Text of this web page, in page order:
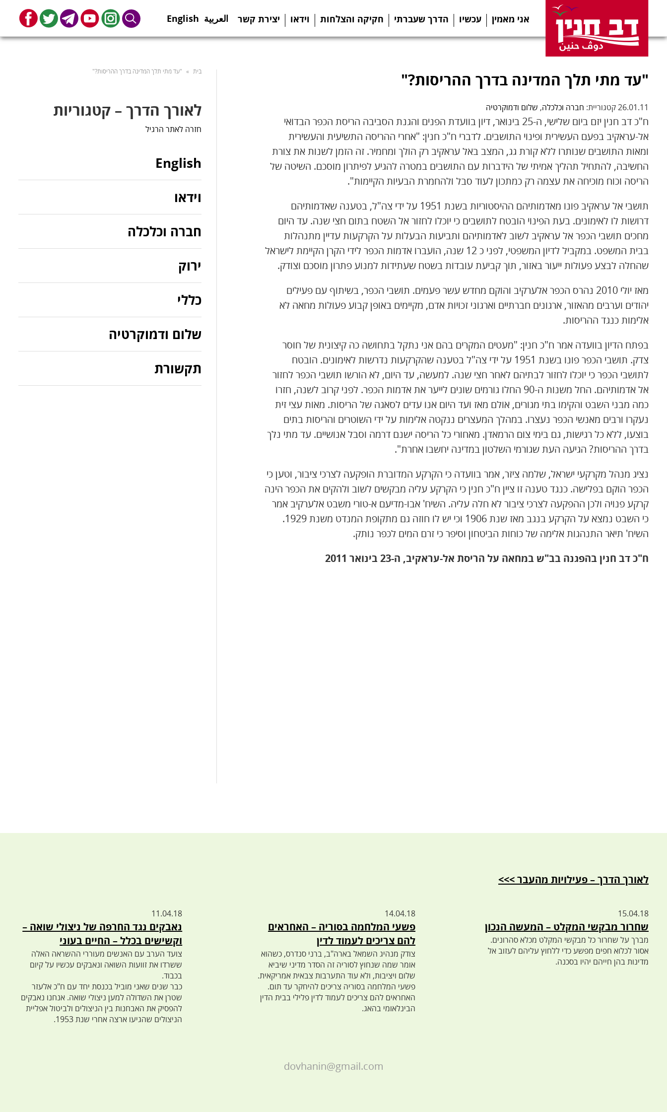
אני מאמין עכשיו הדרך שעברתי חקיקה והצלחות וידאו יצירת קשר العربية English
Search
Instagram
Youtube
Telegram
Twitter
"עד מתי תלך המדינה בדרך ההריסות?"
26.01.11 קטגוריית: חברה וכלכלה, שלום ודמוקרטיה
ח"כ דב חנין יזם ביום שלישי, ה-25 בינואר, דיון בוועדת הפנים והגנת הסביבה הריסת הכפר הבדואי
אל-עראקיב בפעם העשירית ופינוי התושבים. לדברי ח"כ חנין: "אחרי ההריסה התשיעית והעשירית
ומאות התושבים שנותרו ללא קורת גג, המצב באל עראקיב רק הולך ומחמיר. זה הזמן לשנות את צורת
החשיבה, להתחיל תהליך אמיתי של הידברות עם התושבים במטרה להגיע לפיתרון מוסכם. השיטה של
הריסה וכוח מוכיחה את עצמה רק כמתכון לעוד סבל ולהחמרת הבעיות הקיימות".
תושבי אל עראקיב פונו מאדמותיהם ההיסטוריות בשנת 1951 על ידי צה"ל, בטענה שאדמותיהם
דרושות לו לאימונים. בעת הפינוי הובטח לתושבים כי יוכלו לחזור אל השטח בתום חצי שנה. עד היום
מחכים תושבי הכפר אל עראקיב לשוב לאדמותיהם ותביעות הבעלות על הקרקעות עדיין מתנהלות
בבית המשפט. במקביל לדיון המשפטי, לפני כ 12 שנה, הועברו אדמות הכפר לידי הקרן הקיימת לישראל
שהחלה לבצע פעולות ייעור באזור, תוך קביעת עובדות בשטח שעתידות למנוע פתרון מוסכם וצודק.
מאז יולי 2010 נהרס הכפר אלערקיב והוקם מחדש עשר פעמים. תושבי הכפר, בשיתוף עם פעילים
יהודים וערבים מהאזור, ארגונים חברתיים וארגוני זכויות אדם, מקיימים באופן קבוע פעולות מחאה לא
אלימות כנגד ההריסות.
בפתח הדיון בוועדה אמר ח"כ חנין: "מעטים המקרים בהם אני נתקל בתחושה כה קיצונית של חוסר
צדק. תושבי הכפר פונו בשנת 1951 על ידי צה"ל בטענה שהקרקעות נדרשות לאימונים. הובטח
לתושבי הכפר כי יוכלו לחזור לבתיהם לאחר חצי שנה. למעשה, עד היום, לא הורשו תושבי הכפר לחזור
אל אדמותיהם. החל משנות ה-90 החלו גורמים שונים לייער את אדמות הכפר. לפני קרוב לשנה, חזרו
כמה מבני השבט והקימו בתי מגורים, אולם מאז ועד היום אנו עדים לסאגה של הריסות. מאות עצי זית
נעקרו ורבים מאנשי הכפר נעצרו. במהלך המעצרים ננקטה אלימות על ידי השוטרים והריסות בתים
בוצעו, ללא כל רגישות, גם בימי צום הרמאדן. מאחורי כל הריסה ישנם דרמה וסבל אנושיים. עד מתי נלך
בדרך ההריסות? הגיעה העת שגורמי השלטון במדינה יחשבו אחרת".
נציג מנהל מקרקעי ישראל, שלמה ציזר, אמר בוועדה כי הקרקע המדוברת הופקעה לצרכי ציבור, וטען כי
הכפר הוקם בפלישה. כנגד טענה זו ציין ח"כ חנין כי הקרקע עליה מבקשים לשוב ולהקים את הכפר הינה
קרקע פנויה ולכן ההפקעה לצרכי ציבור לא חלה עליה. השיח' אבו-מדיעם א-טורי משבט אלערקיב אמר
כי השבט נמצא על הקרקע בנגב מאז שנת 1906 וכי יש לו חוזה גם מתקופת המנדט משנת 1929.
השיח' תיאר התנהגות אלימה של כוחות הביטחון וסיפר כי זרם המים לכפר נותק.
ח"כ דב חנין בהפגנה בב"ש במחאה על הריסת אל-עראקיב, ה-23 בינואר 2011
בית » "עד מתי תלך המדינה בדרך ההריסות?"
לאורך הדרך – קטגוריות
חזרה לאתר הרגיל
English
וידאו
חברה וכלכלה
ירוק
כללי
שלום ודמוקרטיה
תקשורת
לאורך הדרך – פעילויות מהעבר >>>
15.04.18
שחרור מבקשי המקלט – המעשה הנכון
מברך על שחרור כל מבקשי המקלט מכלא סהרונים.
אסור לכלוא חפים מפשע כדי ללחוץ עליהם לעזוב אל
מדינות בהן חייהם יהיו בסכנה.
14.04.18
פשעי המלחמה בסוריה – האחראים
להם צריכים לעמוד לדין
צודק מנהיג השמאל בארה"ב, ברני סנדרס, כשהוא
אומר שמה שנחוץ לסוריה זה הסדר מדיני שיביא
שלום ויציבות, ולא עוד התערבות צבאית אמריקאית.
פשעי המלחמה בסוריה צריכים להיחקר עד תום.
האחראים להם צריכים לעמוד לדין פלילי בבית הדין
הבינלאומי בהאג.
11.04.18
נאבקים נגד החרפה של ניצולי שואה –
וקשישים בכלל – החיים בעוני
צועד הערב עם האנשים מעוררי ההשראה האלה
ששרדו את זוועות השואה ונאבקים עכשיו על קיום
בכבוד.
כבר שנים שאני מוביל בכנסת יחד עם ח"כ אלעזר
שטרן את השדולה למען ניצולי שואה. אנחנו נאבקים
להפסיק את האבחנות בין הניצולים ולביטול אפליית
הניצולים שהגיעו ארצה אחרי שנת 1953.
dovhanin@gmail.com